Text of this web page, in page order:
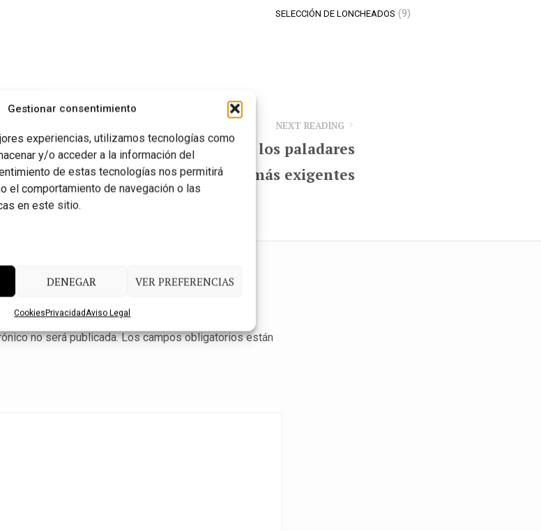
Gestionar consentimiento
experiencias, utilizamos tecnologías como
y/o acceder a la información del
de estas tecnologías nos permitirá
el comportamiento de navegación o las
en este sitio.
DENEGAR VER PREFERENCIAS
CookiesPrivacidadAviso Legal
SELECCIÓN DE LONCHEADOS 99
NEXT READING
Aceite de oliva para los paladares
más exigentes
no será publicada. Los campos obligatorios están